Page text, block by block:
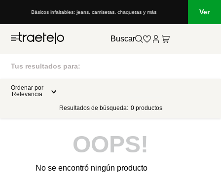
Básicos infaltables: jeans, camisetas, chaquetas y más Ver
Buscar
Tus resultados para:
Ordenar por
Relevancia
Resultados de búsqueda: 0 productos
OOPS!
No se encontró ningún producto